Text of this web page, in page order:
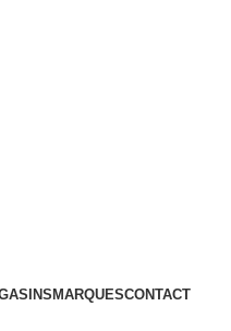
MARQUESCONTACT